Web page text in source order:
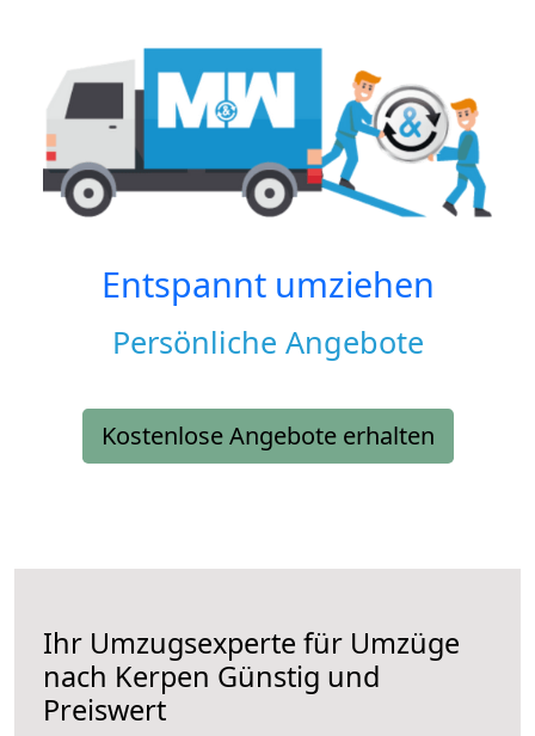
Entspannt umziehen
Persönliche Angebote
Kostenlose Angebote erhalten
Ihr Umzugsexperte für Umzüge
nach Kerpen Günstig und
Preiswert